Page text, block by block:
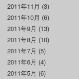
2011年11月 (3)
2011年10月 (6)
2011年9月 (13)
2011年8月 (10)
2011年7月 (5)
2011年6月 (4)
2011年5月 (6)